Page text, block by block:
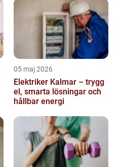
05 maj 2026
Elektriker Kalmar – trygg
el, smarta lösningar och
hållbar energi